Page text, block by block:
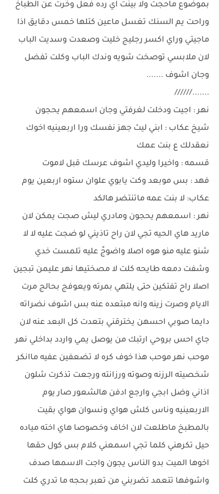
بموضوع ماحجت ولا بينت اي رده فعل وخرت عن الطباخ
وراحت يم السنك تغسل ماعين كتلها خمس دقايق اذا
ماجيتي وراي اكسر رجليج خليت وصعدت وسديت الباب
لان ملابسي توصخت شويه وندك الباب وكلت تفضل
وجان اشوف .......
.......//////
نهر : اجيت ودخلت لغرفتي وجان اسمعهم يحجون
شيخ عكاب : ابني ليث جهز نفسك ورا اربعينيه اخوك
نعقدلك ع بنت عمك
قسمه : واخيرا وليدي اشوف عرسك قبل لاموت
فهد : بس موبعد وكت يابوي علوان ستوه اربعين يوم
عكاب: لا بنت عمه ماتنتضر هالكد
نهر : اسمعهم يحجون ومادري ليش صجت يمكن لان
ماريد هاي الحيه تجي لان راح تاذيني لو ضجت عليه لا لا
شنو عليه منو هوه اصلا واضوجً عليه تلمست خدي
وشفت دمعه طايحه كلت لا مصختيها نهر عليمن تبجين
اصلا راح تفتكين حتى يلتهي بمرته ويعوفج بحالج مرت
الايام وصرت زينه وانه مبتعده عنه بس اشوف نضراته
دايما صوبي احسهن يخترقني بتعدت كل البعد عنه لان
جاي احس بروحي ارتبك من يوصل يمي واردد بداخلي نهر
موحب نهر موحب هذا خوف كره لا تضعفين عفيه ماانكر
شخصيته الرزنه وصوته ورزانته ورجعت تذكرت شلون
اذاني وضل ابجي وارجع ادفن هالشعور صار يوم
الاربعينيه وناس كلش هواي ونسوان هواي بقيت
بالمطبخ ماطلعت لان اخاف وخصوصا هاي اخته مياده
حيل تكرهني كلما تجي اسمعني كلام بس كول حقها
اخوها الميت بدو الناس يجون واجت الاسمها صدف
واشوفها تتعمد تضربني من تعبر بحجه ما تدري كلت